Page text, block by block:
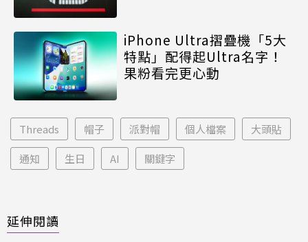
iPhone Ultra摺疊機「5大
特點」配得起Ultra名字！
果粉看完更心動
Threads 帽子 派對帽 個人檔案 大頭貼
通知 生日 AI 關鍵字
延伸閱讀